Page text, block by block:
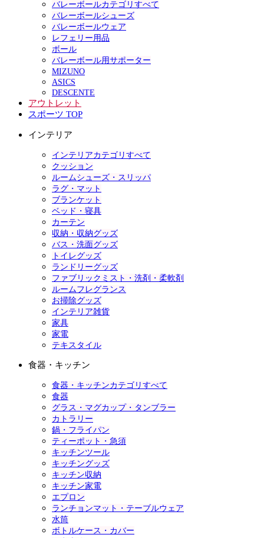
バレーボールカテゴリすべて
バレーボールシューズ
バレーボールウェア
レフェリー用品
ボール
バレーボール用サポーター
MIZUNO
ASICS
DESCENTE
アウトレット
スポーツ TOP
インテリア
インテリアカテゴリすべて
クッション
ルームシューズ・スリッパ
ラグ・マット
ブランケット
ベッド・寝具
カーテン
収納・収納グッズ
バス・洗面グッズ
トイレグッズ
ランドリーグッズ
ファブリックミスト・洗剤・柔軟剤
ルームフレグランス
お掃除グッズ
インテリア雑貨
家具
家電
テキスタイル
食器・キッチン
食器・キッチンカテゴリすべて
食器
グラス・マグカップ・タンブラー
カトラリー
鍋・フライパン
ティーポット・急須
キッチンツール
キッチングッズ
キッチン収納
キッチン家電
エプロン
ランチョンマット・テーブルウェア
水筒
ボトルケース・カバー